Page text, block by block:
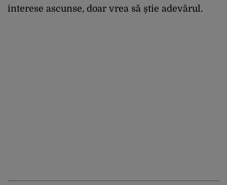
interese ascunse, doar vrea să știe adevărul.